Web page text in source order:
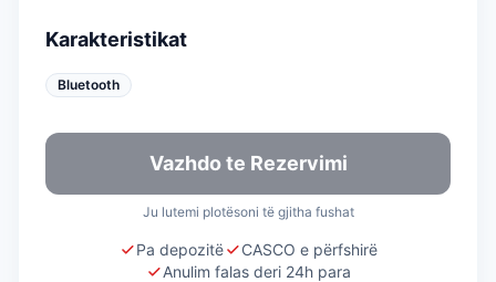
Karakteristikat
Bluetooth
Vazhdo te Rezervimi
Ju lutemi plotësoni të gjitha fushat
Pa depozitë
CASCO e përfshirë
Anulim falas deri 24h para